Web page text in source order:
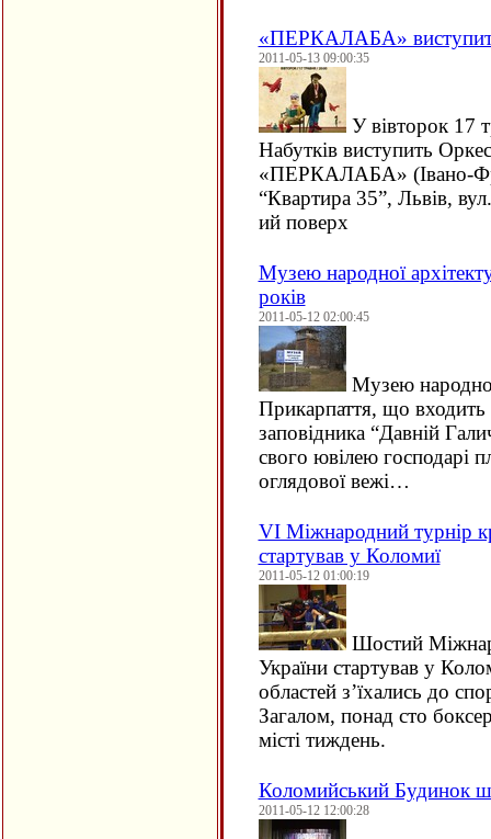
«ПЕРКАЛАБА»
2011-05-13 09:00:35
У вівторок 17
Набутків виступить
«ПЕРКАЛАБА» (Івано-
“Квартира 35”, Львів,
ий поверх
Музею народної
років
2011-05-12 02:00:45
Музею
Прикарпаття, що входить
заповідника “Давній
свого ювілею господарі
оглядової вежі…
VI Міжнародний турнір
стартував у Коломиї
2011-05-12 01:00:19
Шостий
України стартував у
областей з’їхались до
Загалом, понад сто
місті тиждень.
Коломийський Будинок
2011-05-12 12:00:28